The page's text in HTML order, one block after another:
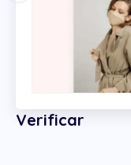
Verificar